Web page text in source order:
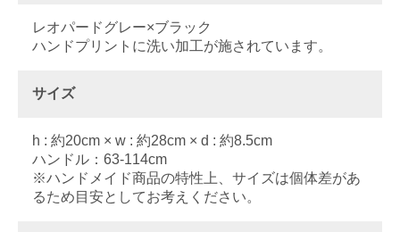
レオパードグレー×ブラック
ハンドプリントに洗い加工が施されています。
サイズ
h : 約20cm × w : 約28cm × d : 約8.5cm
ハンドル：63-114cm
※ハンドメイド商品の特性上、サイズは個体差があ
るため目安としてお考えください。